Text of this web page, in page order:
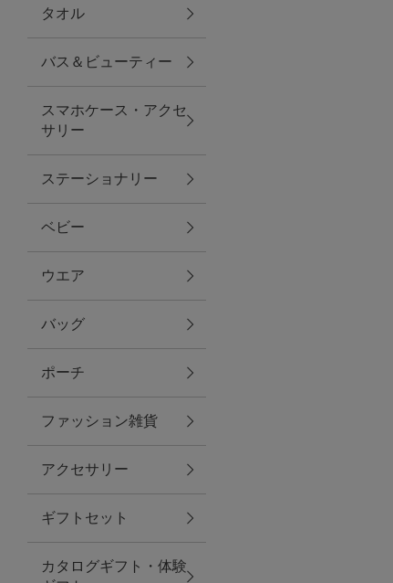
キッチン・ダイニング
ダイニング
キッチン
ファブリック
グリーン
バス＆ビューティー
バス＆ビューティー
タオル
ウエア＆バッグ
ウエア
タオル
バス＆ビューティー
スマホケース・アクセ
サリー
ステーショナリー
ベビー
ウエア
バッグ
ポーチ
ファッション雑貨
アクセサリー
ギフトセット
カタログギフト・体験